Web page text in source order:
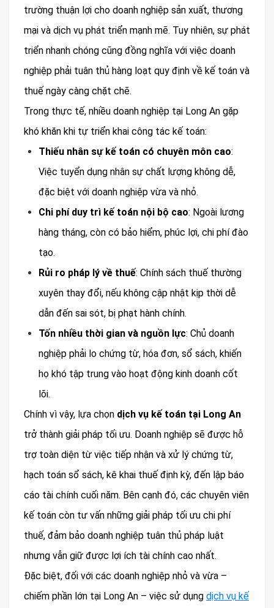
trường thuận lợi cho doanh nghiệp sản xuất, thương
mại và dịch vụ phát triển mạnh mẽ. Tuy nhiên, sự phát
triển nhanh chóng cũng đồng nghĩa với việc doanh
nghiệp phải tuân thủ hàng loạt quy định về kế toán và
thuế ngày càng chặt chẽ.
Trong thực tế, nhiều doanh nghiệp tại Long An gặp
khó khăn khi tự triển khai công tác kế toán:
Thiếu nhân sự kế toán có chuyên môn cao:
Việc tuyển dụng nhân sự chất lượng không dễ,
đặc biệt với doanh nghiệp vừa và nhỏ.
Chi phí duy trì kế toán nội bộ cao: Ngoài lương
hàng tháng, còn có bảo hiểm, phúc lợi, chi phí đào
tạo.
Rủi ro pháp lý về thuế: Chính sách thuế thường
xuyên thay đổi, nếu không cập nhật kịp thời dễ
dẫn đến sai sót, bị phạt hành chính.
Tốn nhiều thời gian và nguồn lực: Chủ doanh
nghiệp phải lo chứng từ, hóa đơn, sổ sách, khiến
họ khó tập trung vào hoạt động kinh doanh cốt
lõi.
Chính vì vậy, lựa chọn dịch vụ kế toán tại Long An
trở thành giải pháp tối ưu. Doanh nghiệp sẽ được hỗ
trợ toàn diện từ việc tiếp nhận và xử lý chứng từ,
hạch toán sổ sách, kê khai thuế định kỳ, đến lập báo
cáo tài chính cuối năm. Bên cạnh đó, các chuyên viên
kế toán còn tư vấn những giải pháp tối ưu chi phí
thuế, đảm bảo doanh nghiệp tuân thủ pháp luật
nhưng vẫn giữ được lợi ích tài chính cao nhất.
Đặc biệt, đối với các doanh nghiệp nhỏ và vừa –
chiếm phần lớn tại Long An – việc sử dụng dịch vụ kế